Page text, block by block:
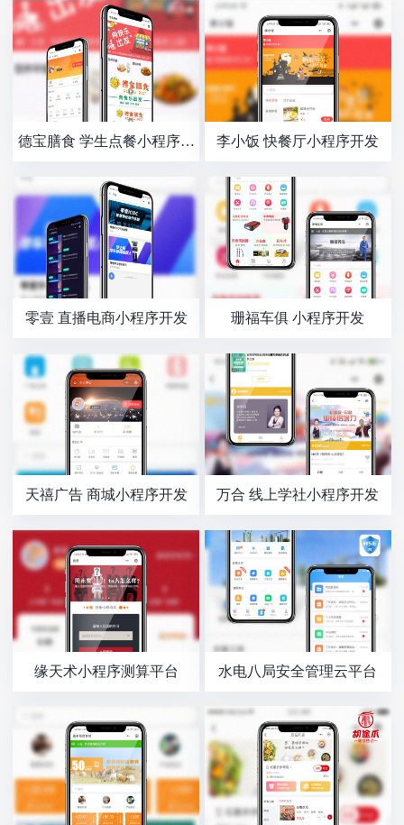
德宝膳食 学生点餐小程序开
发
李小饭 快餐厅小程序开发
零壹 直播电商小程序开发 珊福车俱 小程序开发
天禧广告 商城小程序开发 万合 线上学社小程序开发
缘天术小程序测算平台 水电八局安全管理云平台